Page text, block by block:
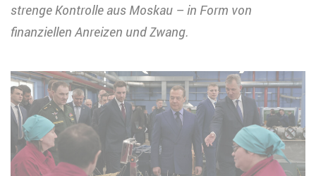
strenge Kontrolle aus Moskau – in Form von
finanziellen Anreizen und Zwang.